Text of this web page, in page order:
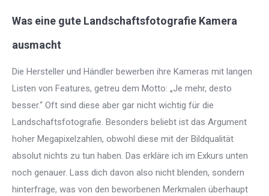
Was eine gute Landschaftsfotografie Kamera
ausmacht
Die Hersteller und Händler bewerben ihre Kameras mit langen
Listen von Features, getreu dem Motto: „Je mehr, desto
besser.“ Oft sind diese aber gar nicht wichtig für die
Landschaftsfotografie. Besonders beliebt ist das Argument
hoher Megapixelzahlen, obwohl diese mit der Bildqualität
absolut nichts zu tun haben. Das erkläre ich im Exkurs unten
noch genauer. Lass dich davon also nicht blenden, sondern
hinterfrage, was von den beworbenen Merkmalen überhaupt